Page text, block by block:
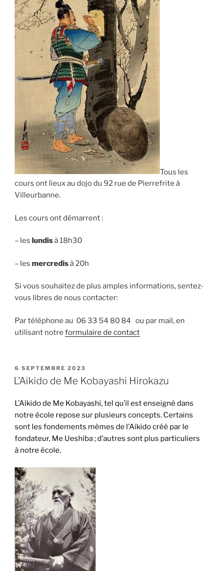
Tous les
cours ont lieux au dojo du 92 rue de Pierrefrite à
Villeurbanne.
Les cours ont démarrent :
– les lundisà 18h30
– les mercredisà 20h
Si vous souhaitez de plus amples informations, sentez-
vous libres de nous contacter:
Par téléphone au 06 33 54 80 84 ou par mail, en
utilisant notre formulaire de contact
PUBLIÉ
LE
6 SEPTEMBRE 2023
L’Aikido de Me Kobayashi Hirokazu
L’Aikido de Me Kobayashi, tel qu’il est enseigné dans
notre école repose sur plusieurs concepts. Certains
sont les fondements mêmes de l’Aikido créé par le
fondateur, Me Ueshiba ; d’autres sont plus particuliers
à notre école.